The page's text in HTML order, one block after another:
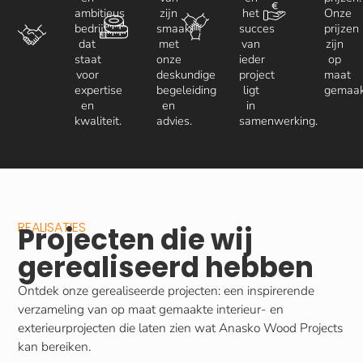
ambitieus
bedrijf
dat
staat
voor
expertise
en
kwaliteit.
zijn
smaak,
met
onze
deskundige
begeleiding
en
advies.
het
succes
van
ieder
project
ligt
in
samenwerking.
Onze
prijzen
zijn
op
maat
REALISATIES
Projecten die wij
gerealiseerd hebben
Ontdek onze gerealiseerde projecten: een inspirerende
verzameling van op maat gemaakte interieur- en
exterieurprojecten die laten zien wat Anasko Wood Projects
kan bereiken.